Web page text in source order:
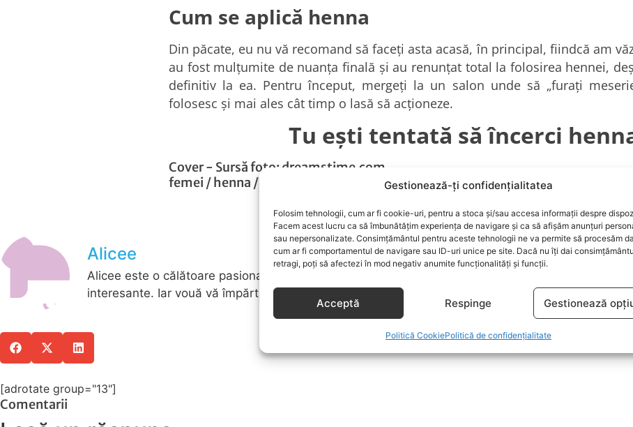
Gestionează-ți confidențialitatea
Folosim tehnologii, cum ar fi cookie-uri, pentru a stoca și/sau accesa informații despre
Facem acest lucru ca să îmbunătățim experiența de navigare și ca să afișăm anunțuri
sau nepersonalizate. Consimțământul pentru aceste tehnologii ne va permite să procesăm
cum ar fi comportamentul de navigare sau ID-uri unice pe site. Dacă nu îți dai
retragi, poți să afectezi în mod negativ anumite funcționalități și funcții.
Acceptă Respinge Gestionează
Politică CookiePolitică de confidențialitate
Cum se aplică henna
Din păcate, eu nu vă recomand să faceţi asta acasă, în principal, fiindcă am
au fost mulţumite de nuanţa finală şi au renunţat total la folosirea hennei,
definitiv la ea. Pentru început, mergeţi la un salon unde să „furaţi
folosesc şi mai ales cât timp o lasă să acţioneze.
Tu eşti tentată să încerci
Cover - Sursă foto:dreamstime.com
femei /henna / vopsea/vopsit
Alicee
Alicee este o călătoare pasionată de scris. Fiecare oraș nou pe care îl vizitează, o ajută să
interesante. Iar vouă vă împărtășește trucurile și sfaturile pe care le-a descoperit de-a lungul
[adrotate group="13"]
Comentarii